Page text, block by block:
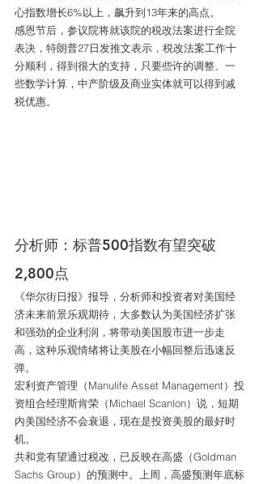
心指数增长6%以上，飙升到13年来的高点。
感恩节后，参议院将就该院的税改法案进行全院
表决，特朗普27日发推文表示，税改法案工作十
分顺利，得到很大的支持，只要些许的调整、一
些数学计算，中产阶级及商业实体就可以得到减
税优惠。
分析师：标普500指数有望突破
2,800点
《华尔街日报》报导，分析师和投资者对美国经
济未来前景乐观期待，大多数认为美国经济扩张
和强劲的企业利润，将带动美国股市进一步走
高，这种乐观情绪将让美股在小幅回整后迅速反
弹。
宏利资产管理（Manulife Asset Management）投
资组合经理斯肯荣（Michael Scanlon）说，短期
内美国经济不会衰退，现在是投资美股的最好时
机。
共和党有望通过税改，已反映在高盛（Goldman
Sachs Group）的预测中。上周，高盛预测年底标